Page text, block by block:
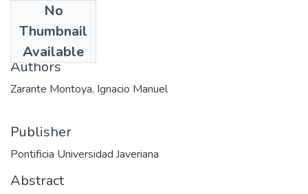
No
Thumbnail
Available
2003
Authors
Zarante Montoya, Ignacio Manuel
Publisher
Pontificia Universidad Javeriana
Abstract